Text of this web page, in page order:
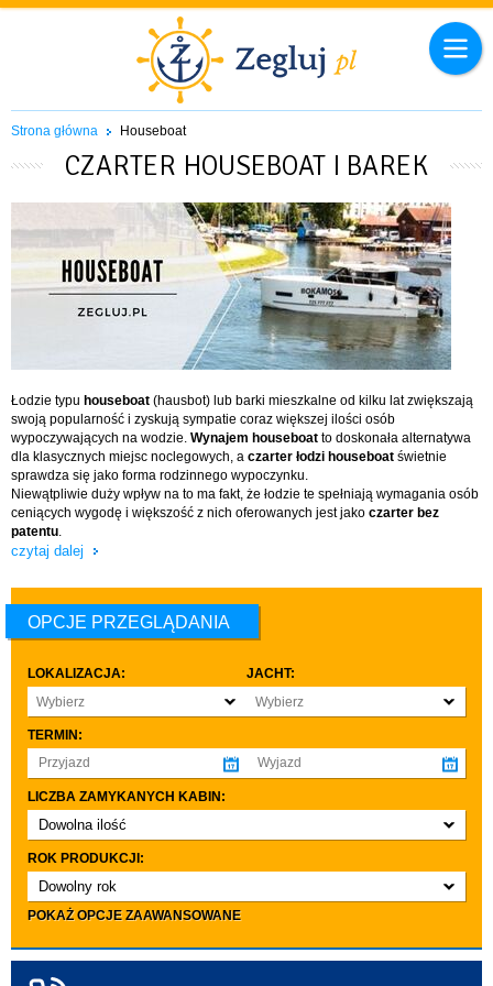
Strona główna Houseboat
CZARTER HOUSEBOAT I BAREK
Łodzie typu houseboat (hausbot) lub barki mieszkalne od kilku lat zwiększają
swoją popularność i zyskują sympatie coraz większej ilości osób
wypoczywających na wodzie. Wynajem houseboat to doskonała alternatywa
dla klasycznych miejsc noclegowych, a czarter łodzi houseboat świetnie
sprawdza się jako forma rodzinnego wypoczynku.
Niewątpliwie duży wpływ na to ma fakt, że łodzie te spełniają wymagania osób
ceniących wygodę i większość z nich oferowanych jest jako czarter bez
patentu.
czytaj dalej
OPCJE PRZEGLĄDANIA
LOKALIZACJA:
Wybierz
JACHT:
Wybierz
TERMIN:
LICZBA ZAMYKANYCH KABIN:
Dowolna ilość
co najmniej 1
co najmniej 2
co najmniej 3
ROK PRODUKCJI:
Dowolny rok
do 3 lat
do 10 lat
LICZBA OSÓB:
Dowolna ilość
co najmniej 4
INNE:
POKAŻ OPCJE ZAAWANSOWANE